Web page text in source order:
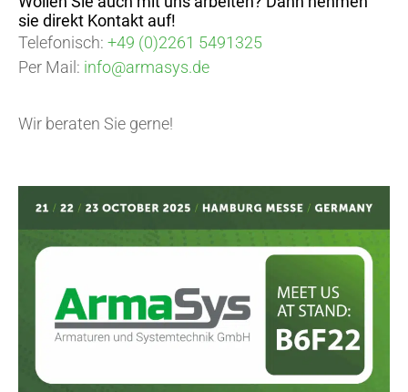
sie direkt Kontakt auf!
Telefonisch: +49 (0)2261 5491325
Per Mail: info@armasys.de
Wir beraten Sie gerne!